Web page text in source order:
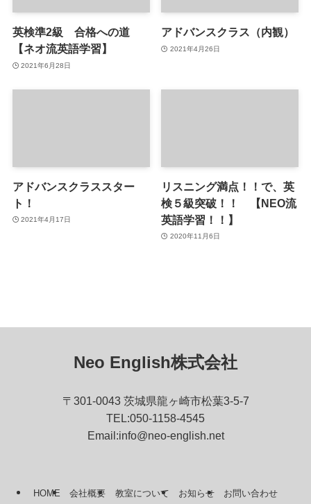
英検準2級 合格への道
【ネオ流英語学習】
2021年6月28日
アドバンスクラス（内観）
2021年4月26日
アドバンスクラススター
ト！
2021年4月17日
リスニング満点！！で、英
検５級突破！！ 【NEO流
英語学習！！】
2020年11月6日
Neo English株式会社
〒301-0043 茨城県龍ヶ崎市松葉3-5-7
TEL:050-1158-4545
Email:info@neo-english.net
HOME 会社概要 教室について お知らせ お問い合わせ